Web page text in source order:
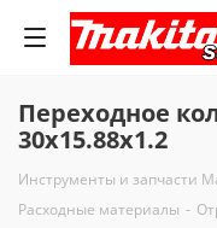
Переходное
30x15.88x1.2
Инструменты и запчасти
Расходные материалы -